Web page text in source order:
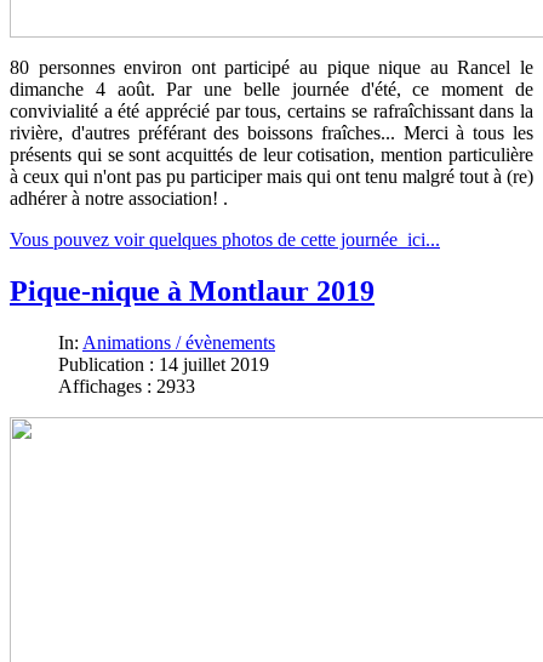
80 personnes environ ont participé au pique nique au Rancel le
dimanche 4 août. Par une belle journée d'été, ce moment de
convivialité a été apprécié par tous, certains se rafraîchissant dans la
rivière, d'autres préférant des boissons fraîches... Merci à tous les
présents qui se sont acquittés de leur cotisation, mention particulière
à ceux qui n'ont pas pu participer mais qui ont tenu malgré tout à (re)
adhérer à notre association! .
Vous pouvez voir quelques photos de cette journée ici...
Pique-nique à Montlaur 2019
In: Animations / évènements
Publication : 14 juillet 2019
Affichages : 2933